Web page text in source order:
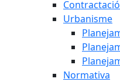
Urbanisme
Normativa